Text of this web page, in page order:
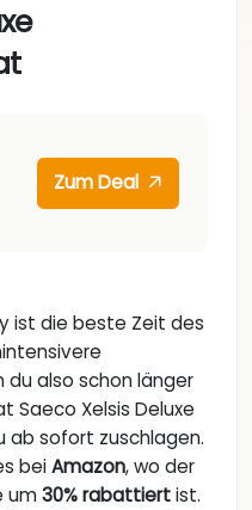
Zum Deal
ist die beste Zeit des
du also schon länger
Xelsis Deluxe
ab sofort zuschlagen.
beiAmazon, wo der
um30% rabattiertist.